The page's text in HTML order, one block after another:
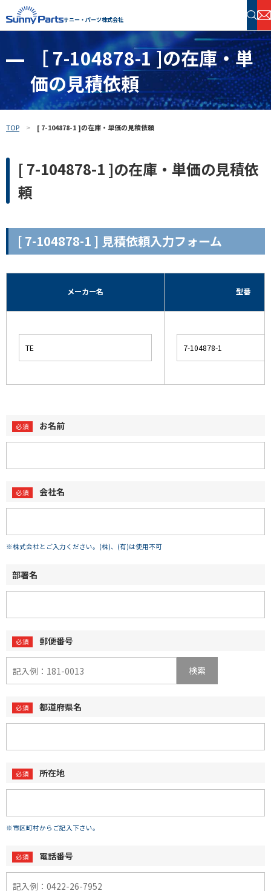
サニー・パーツ株式会社
半導体・電子部品 在庫検索
フリーワードで探す
［ 7-104878-1 ]の在庫・単
価の見積依頼
TOP [ 7-104878-1 ]の在庫・単価の見積依頼
[ 7-104878-1 ]の在庫・単価の見積依
頼
[ 7-104878-1 ] 見積依頼入力フォーム
メーカー名 型番
お名前
会社名
※株式会社とご入力ください。(株)、(有)は使用不可
部署名
郵便番号
検索
都道府県名
所在地
※市区町村からご記入下さい。
電話番号